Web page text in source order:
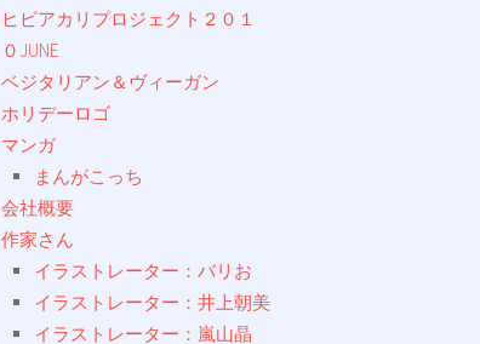
ヒビアカリプロジェクト２０１
０JUNE
ベジタリアン＆ヴィーガン
ホリデーロゴ
マンガ
まんがこっち
会社概要
作家さん
イラストレーター：バリお
イラストレーター：井上朝美
イラストレーター：嵐山晶